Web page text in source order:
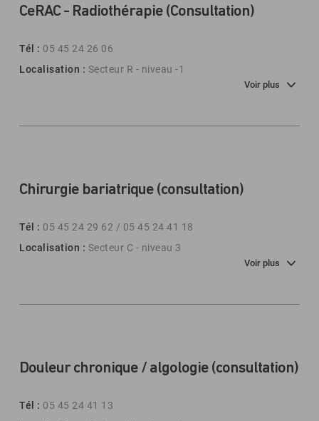
CeRAC - Radiothérapie (Consultation)
Tél : 05 45 24 26 06
Localisation : Secteur R - niveau -1
Voir plus
Chirurgie bariatrique (consultation)
Tél : 05 45 24 29 62 / 05 45 24 41 18
Localisation : Secteur C - niveau 3
Voir plus
Douleur chronique / algologie (consultation)
Tél : 05 45 24 41 13